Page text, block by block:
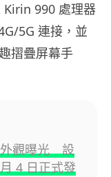
Kirin 990 處理器
5G 連接，並
摺疊屏幕手
外觀曝光 設
4 日正式發